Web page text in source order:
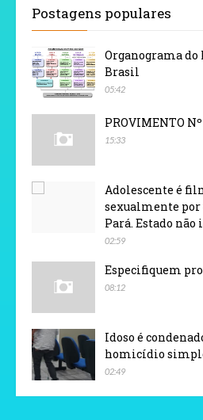
Postagens populares
Organograma
Brasil
05:42
PROVIMENTO
15:33
Adolescente é
sexualmente por
Pará. Estado
02:59
Especifiquem
08:12
Idoso é
homicídio
02:49